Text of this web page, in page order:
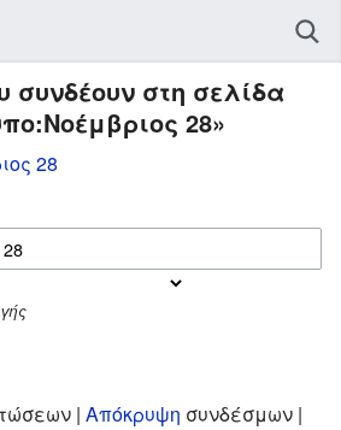
συνδέουν στη σελίδα
28»
28
| Απόκρυψη συνδέσμων |